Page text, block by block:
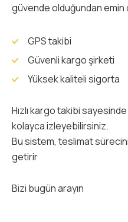
güvende olduğundan emin
GPS takibi
Güvenli kargo şirketi
Yüksek kaliteli sigorta
Hızlı kargo takibi
kolayca izleyebilirsiniz.
Bu sistem, teslimat
getirir
Bizi bugün arayın